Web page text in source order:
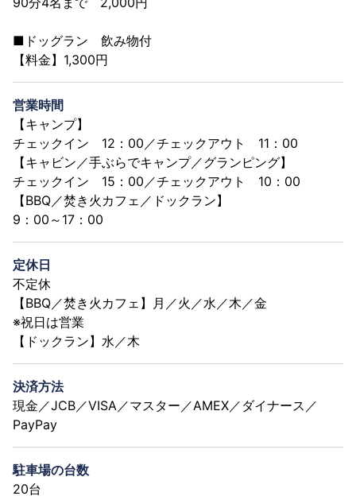
■ドッグラン 飲み物付
【料金】1,300円
営業時間
【キャンプ】
チェックイン 12：00／チェックアウト 11：00
【キャビン／手ぶらでキャンプ／グランピング】
チェックイン 15：00／チェックアウト 10：00
【BBQ／焚き火カフェ／ドックラン】
9：00～17：00
定休日
不定休
【BBQ／焚き火カフェ】月／火／水／木／金
※祝日は営業
【ドックラン】水／木
決済方法
現金／JCB／VISA／マスター／AMEX／ダイナース／
PayPay
駐車場の台数
20台